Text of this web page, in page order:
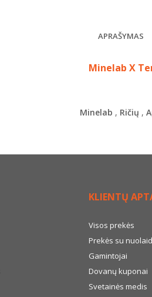
APRAŠYMAS
Minelab X
Minelab , Ričių ,
KLIENTŲ
Visos prekės
Prekės su
Gamintojai
Dovanų kuponai
Svetainės medis